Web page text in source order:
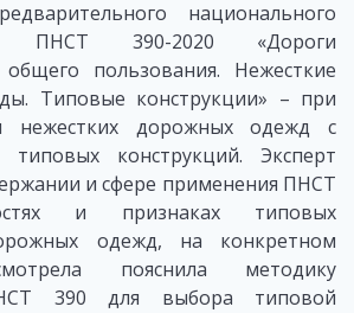
национального
ПНСТ 390-2020 «Дороги
пользования. Нежесткие
Типовые конструкции» – при
нежестких дорожных одежд с
типовых конструкций. Эксперт
и сфере применения ПНСТ
и признаках типовых
одежд, на конкретном
пояснила методику
390 для выбора типовой